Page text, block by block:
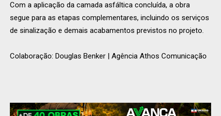
Com a aplicação da camada asfáltica concluída, a obra
segue para as etapas complementares, incluindo os serviços
de sinalização e demais acabamentos previstos no projeto.
Colaboração: Douglas Benker | Agência Athos Comunicação